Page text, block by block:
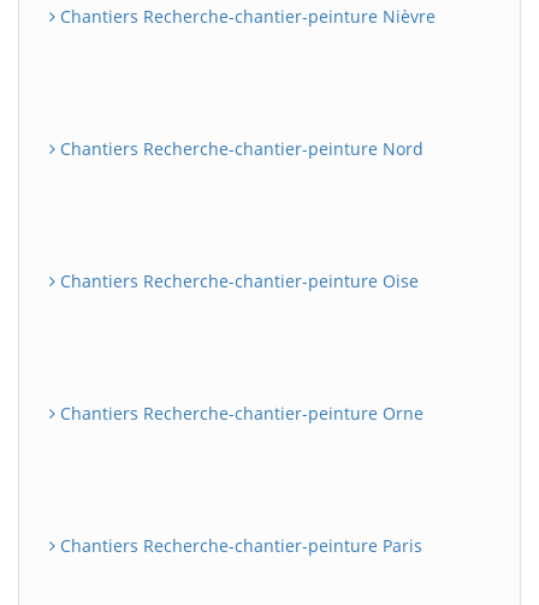
Chantiers Recherche-chantier-peinture Nièvre
Chantiers Recherche-chantier-peinture Nord
Chantiers Recherche-chantier-peinture Oise
Chantiers Recherche-chantier-peinture Orne
Chantiers Recherche-chantier-peinture Paris